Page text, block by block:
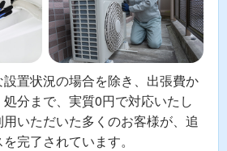
置状況の場合を除き、出張費か
分まで、実質0円で対応いたし
いただいた多くのお客様が、追
完了されています。